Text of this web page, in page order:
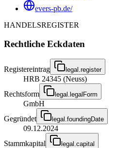
evers-pb.de/
HANDELSREGISTER
Rechtliche Eckdaten
Registereintrag legal.register
HRB 24345 (Neuss)
Rechtsform
legal.legalForm
GmbH
Gegründet
legal.foundingDate
09.12.2024
Stammkapital
legal.capital